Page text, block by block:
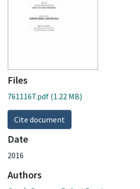
Files
761116T.pdf (1.22 MB)
Cite document
Date
2016
Authors